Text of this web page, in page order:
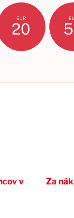
EUR
20
v
Za